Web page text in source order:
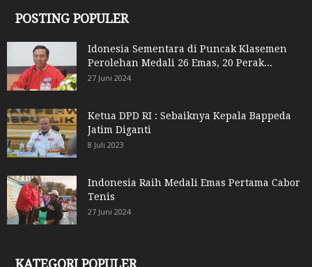
POSTING POPULER
Idonesia Sementara di Puncak Klasemen
Perolehan Medali 26 Emas, 20 Perak...
27 Juni 2024
Ketua DPD RI : Sebaiknya Kepala Bappeda
Jatim Diganti
8 Juli 2023
Indonesia Raih Medali Emas Pertama Cabor
Tenis
27 Juni 2024
KATEGORI POPULER